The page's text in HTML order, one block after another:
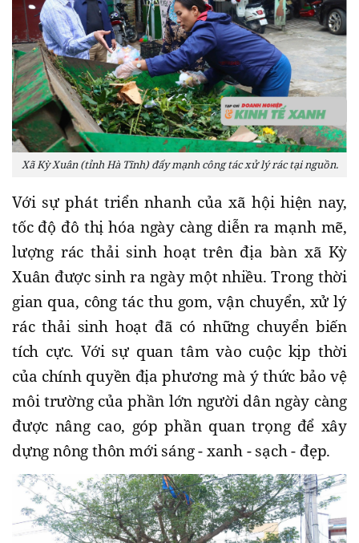
Xã Kỳ Xuân (tỉnh Hà Tĩnh) đẩy mạnh công tác xử lý rác tại nguồn.
Với sự phát triển nhanh của xã hội hiện nay,
tốc độ đô thị hóa ngày càng diễn ra mạnh mẽ,
lượng rác thải sinh hoạt trên địa bàn xã Kỳ
Xuân được sinh ra ngày một nhiều. Trong thời
gian qua, công tác thu gom, vận chuyển, xử lý
rác thải sinh hoạt đã có những chuyển biến
tích cực. Với sự quan tâm vào cuộc kịp thời
của chính quyền địa phương mà ý thức bảo vệ
môi trường của phần lớn người dân ngày càng
được nâng cao, góp phần quan trọng để xây
dựng nông thôn mới sáng - xanh - sạch - đẹp.